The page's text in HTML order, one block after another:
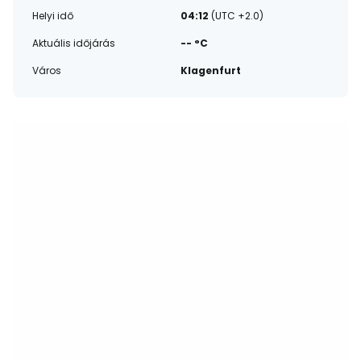
Helyi idő
04:12 (UTC +2.0)
Aktuális időjárás
-- °C
Város
Klagenfurt